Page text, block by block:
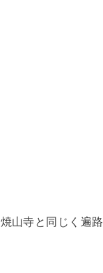
山寺と同じく遍路